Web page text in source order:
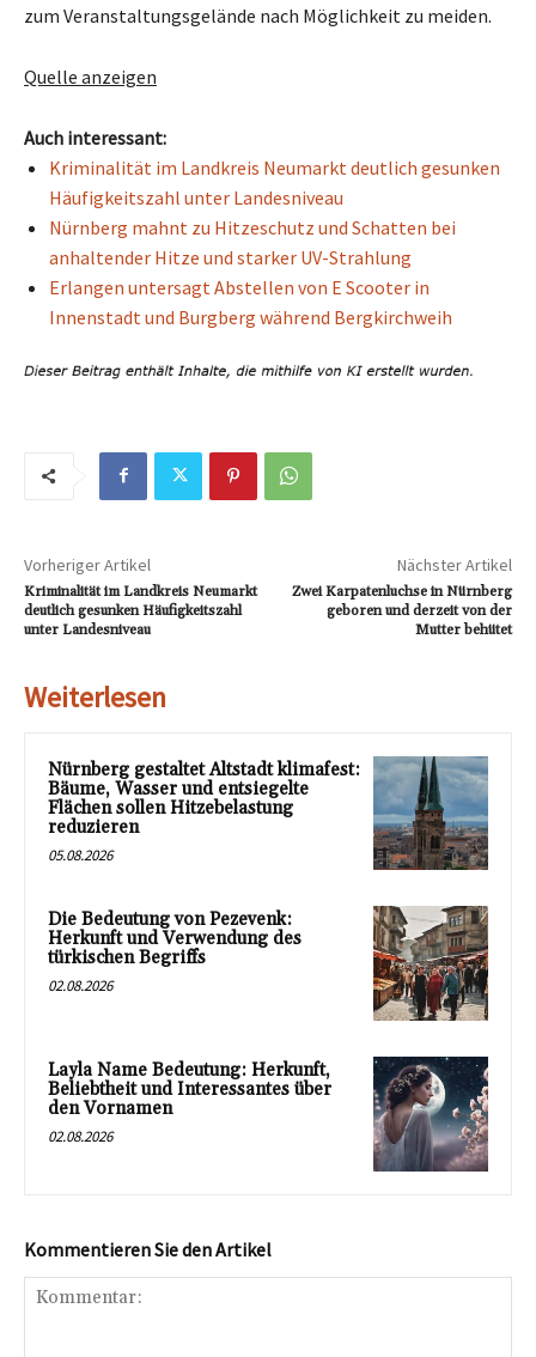
zum Veranstaltungsgelände nach Möglichkeit zu meiden.
Quelle anzeigen
Auch interessant:
Kriminalität im Landkreis Neumarkt deutlich gesunken
Häufigkeitszahl unter Landesniveau
Nürnberg mahnt zu Hitzeschutz und Schatten bei
anhaltender Hitze und starker UV-Strahlung
Erlangen untersagt Abstellen von E Scooter in
Innenstadt und Burgberg während Bergkirchweih
Vorheriger Artikel
Kriminalität im Landkreis Neumarkt
deutlich gesunken Häufigkeitszahl
unter Landesniveau
Nächster Artikel
Zwei Karpatenluchse in Nürnberg
geboren und derzeit von der
Mutter behütet
Weiterlesen
Nürnberg gestaltet Altstadt klimafest:
Bäume, Wasser und entsiegelte
Flächen sollen Hitzebelastung
reduzieren
05.08.2026
Die Bedeutung von Pezevenk:
Herkunft und Verwendung des
türkischen Begriffs
02.08.2026
Layla Name Bedeutung: Herkunft,
Beliebtheit und Interessantes über
den Vornamen
02.08.2026
Kommentieren Sie den Artikel